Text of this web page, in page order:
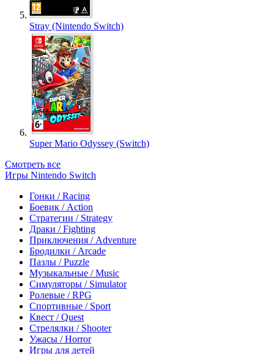
Stray (Nintendo Switch)
Super Mario Odyssey (Switch)
Смотреть все
Игры Nintendo Switch
Гонки / Racing
Боевик / Action
Стратегии / Strategy
Драки / Fighting
Приключения / Adventure
Бродилки / Arcade
Пазлы / Puzzle
Музыкальные / Music
Симуляторы / Simulator
Ролевые / RPG
Спортивные / Sport
Квест / Quest
Стрелялки / Shooter
Ужасы / Horror
Игры для детей